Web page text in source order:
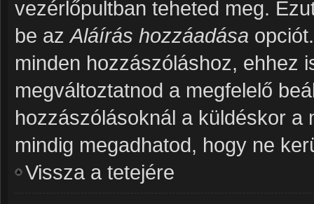
vezérlőpultban teheted meg.
be azAláírás hozzáadása
minden hozzászóláshoz, ehhez
megváltoztatnod a megfelelő
hozzászólásoknál a küldéskor a
mindig megadhatod, hogy ne
Vissza a tetejére